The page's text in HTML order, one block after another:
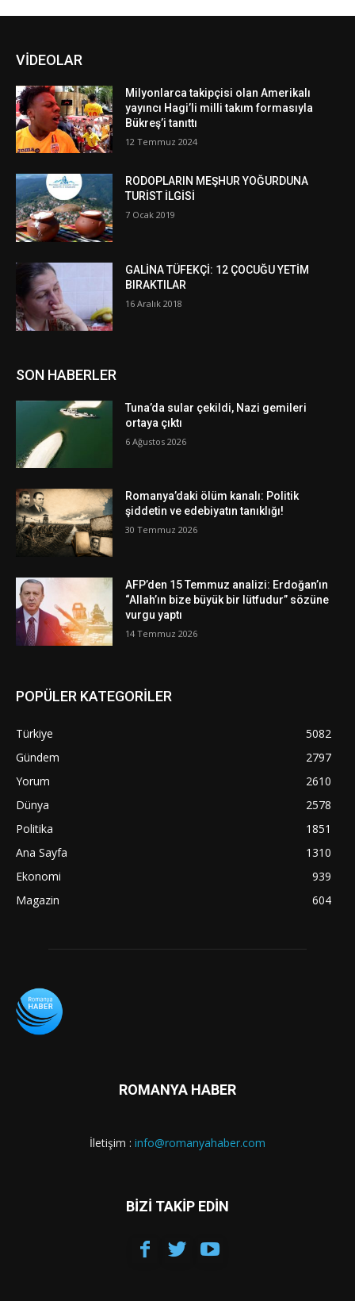
VİDEOLAR
Milyonlarca takipçisi olan Amerikalı
yayıncı Hagi’li milli takım formasıyla
Bükreş’i tanıttı
12 Temmuz 2024
RODOPLARIN MEŞHUR YOĞURDUNA
TURİST İLGİSİ
7 Ocak 2019
GALİNA TÜFEKÇİ: 12 ÇOCUĞU YETİM
BIRAKTILAR
16 Aralık 2018
SON HABERLER
Tuna’da sular çekildi, Nazi gemileri
ortaya çıktı
6 Ağustos 2026
Romanya’daki ölüm kanalı: Politik
şiddetin ve edebiyatın tanıklığı!
30 Temmuz 2026
AFP’den 15 Temmuz analizi: Erdoğan’ın
“Allah’ın bize büyük bir lütfudur” sözüne
vurgu yaptı
14 Temmuz 2026
POPÜLER KATEGORİLER
Türkiye
5082
Gündem
2797
Yorum
2610
Dünya
2578
Politika
1851
Ana Sayfa
1310
Ekonomi
939
Magazin
604
ROMANYA HABER
İletişim : info@romanyahaber.com
BİZİ TAKİP EDİN